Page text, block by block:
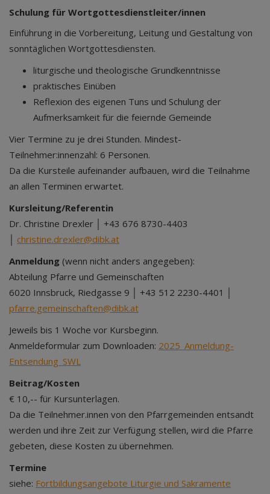
Schulung für Wortgottesdienstleiter/innen
Einführung in die Vorbereitung, Leitung und Gestaltung von
sonntäglichen Wortgottesdiensten.
liturgische und theologische Grundkenntnisse
praktisches Einüben
Reflexion des eigenen Tuns und Schulung der
Aufmerksamkeit für die feiernde Gemeinde
Vier Termine zu je drei Stunden. Mindest-
Teilnehmer:innenzahl: 6 Personen.
Da die Kursteile aufeinander aufbauen, wird die Teilnahme
an allen Terminen erwartet.
Kursleitung/Referentin
Dr. Christine Drexler │ +43 676 8730-4403
christine.drexler@dibk.at
Anmeldung (wenn nicht anders angegeben):
Abteilung Pfarre und Gemeinschaften
6020 Innsbruck, Riedgasse 9 │ +43 512 2230-4401 │
pfarre.gemeinschaften@dibk.at
Jeweils bis 1 Woche vor Kursbeginn.
Anmeldeformular zum Downloaden: 2025_Anmeldung-
Entsendung_SWL
Beitrag/Kosten
€ 10,-- für Kursunterlagen.
Da die Teilnehmer.innen von den Pfarrgemeinden entsandt
werden und ihre Zeit zur Verfügung stellen, wird die Pfarre
gebeten, diese Kosten zu übernehmen.
Termine
siehe: Fortbildungsangebote Liturgie und Sakramente